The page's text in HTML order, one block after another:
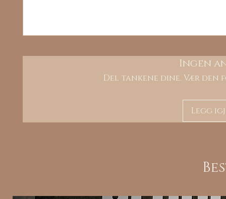
Ingen
Del tankene dine. Vær den
Legg